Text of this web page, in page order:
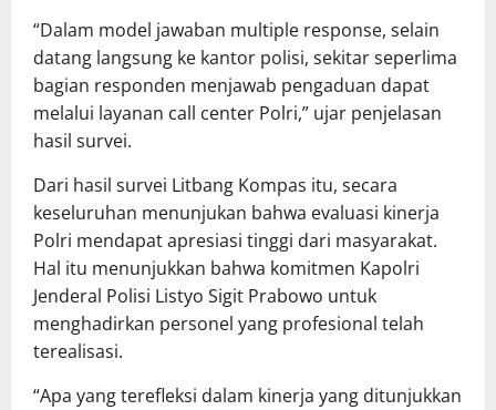
“Dalam model jawaban multiple response, selain
datang langsung ke kantor polisi, sekitar seperlima
bagian responden menjawab pengaduan dapat
melalui layanan call center Polri,” ujar penjelasan
hasil survei.
Dari hasil survei Litbang Kompas itu, secara
keseluruhan menunjukan bahwa evaluasi kinerja
Polri mendapat apresiasi tinggi dari masyarakat.
Hal itu menunjukkan bahwa komitmen Kapolri
Jenderal Polisi Listyo Sigit Prabowo untuk
menghadirkan personel yang profesional telah
terealisasi.
“Apa yang terefleksi dalam kinerja yang ditunjukkan